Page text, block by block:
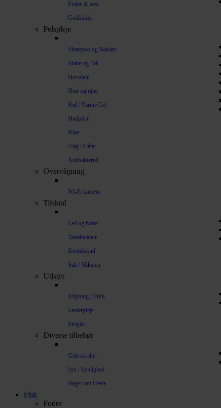
Foder til hest
Godbidder
Pelspleje
Shampoo og Balsam
Mane og Tail
Hovpleje
Ører og øjne
Køl / Varme Gel
Hudpleje
Kløe
Utøj / Flåter
Antibakteriel
Overvågning
Wi-Fi kamera
Tilskud
Led og hofte
Tarmbalance
Kosttilskud
Salt / Sliksten
Udstyr
Klipning / Trim
Læderpleje
Strigler
Diverse tilbehør
Gulvskraber
Lys / Synlighed
Bøger om Heste
Fisk
Foder